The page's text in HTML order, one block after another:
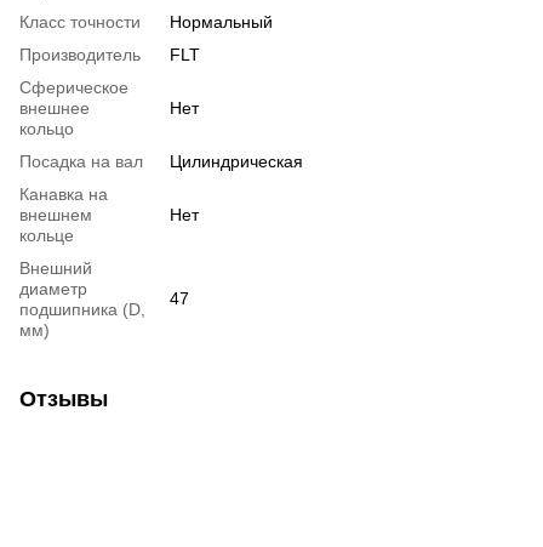
Класс точности
Нормальный
Производитель
FLT
Сферическое
внешнее
кольцо
Нет
Посадка на вал
Цилиндрическая
Канавка на
внешнем
кольце
Нет
Внешний
диаметр
подшипника (D,
мм)
47
Отзывы